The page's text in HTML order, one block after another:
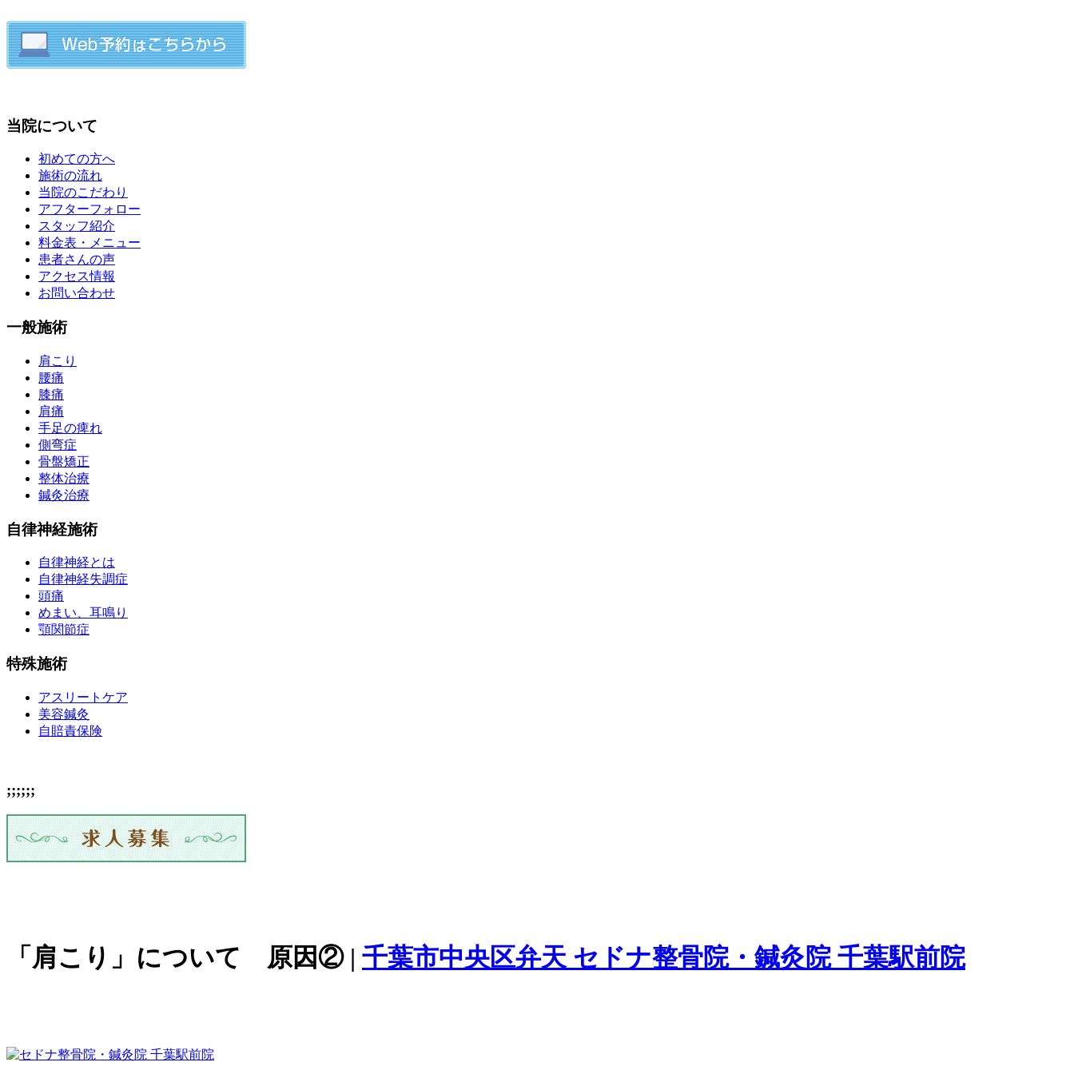
当院について
初めての方へ
施術の流れ
当院のこだわり
アフターフォロー
スタッフ紹介
料金表・メニュー
患者さんの声
アクセス情報
お問い合わせ
一般施術
肩こり
腰痛
膝痛
肩痛
手足の痺れ
側弯症
骨盤矯正
整体治療
鍼灸治療
自律神経施術
自律神経とは
自律神経失調症
頭痛
めまい、耳鳴り
顎関節症
特殊施術
アスリートケア
美容鍼灸
自賠責保険
;;;;;;
「肩こり」について 原因② | 千葉市中央区弁天 セドナ整骨院・鍼灸院 千葉駅前院